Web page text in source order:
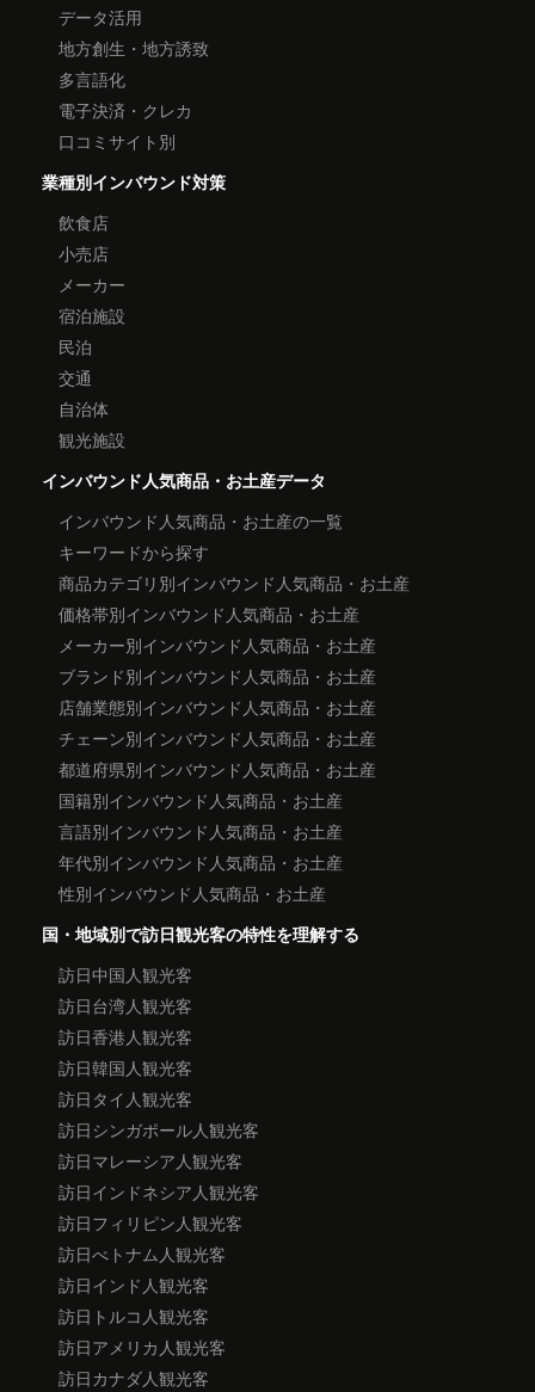
データ活用
地方創生・地方誘致
多言語化
電子決済・クレカ
口コミサイト別
業種別インバウンド対策
飲食店
小売店
メーカー
宿泊施設
民泊
交通
自治体
観光施設
インバウンド人気商品・お土産データ
インバウンド人気商品・お土産の一覧
キーワードから探す
商品カテゴリ別インバウンド人気商品・お土産
価格帯別インバウンド人気商品・お土産
メーカー別インバウンド人気商品・お土産
ブランド別インバウンド人気商品・お土産
店舗業態別インバウンド人気商品・お土産
チェーン別インバウンド人気商品・お土産
都道府県別インバウンド人気商品・お土産
国籍別インバウンド人気商品・お土産
言語別インバウンド人気商品・お土産
年代別インバウンド人気商品・お土産
性別インバウンド人気商品・お土産
国・地域別で訪日観光客の特性を理解する
訪日中国人観光客
訪日台湾人観光客
訪日香港人観光客
訪日韓国人観光客
訪日タイ人観光客
訪日シンガポール人観光客
訪日マレーシア人観光客
訪日インドネシア人観光客
訪日フィリピン人観光客
訪日べトナム人観光客
訪日インド人観光客
訪日トルコ人観光客
訪日アメリカ人観光客
訪日カナダ人観光客